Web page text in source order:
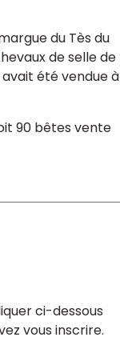
du Tès du
de selle de
été vendue à
90 bêtes vente
ci-dessous
vous inscrire.